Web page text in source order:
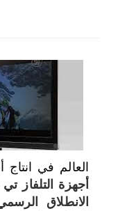
العالم في
أجهزة التلفاز
الانطلاق